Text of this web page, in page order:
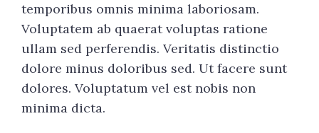
temporibus omnis minima laboriosam.
Voluptatem ab quaerat voluptas ratione
ullam sed perferendis. Veritatis distinctio
dolore minus doloribus sed. Ut facere sunt
dolores. Voluptatum vel est nobis non
minima dicta.